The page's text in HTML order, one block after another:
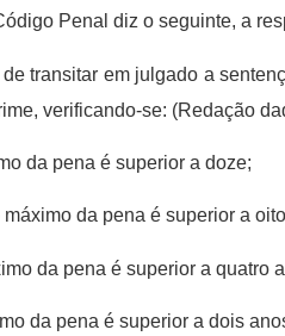
Penal diz o seguinte, a
transitar em julgado a
verificando-se: (Redação
da pena é superior a doze;
máximo da pena é superior a
da pena é superior a quatro
da pena é superior a dois